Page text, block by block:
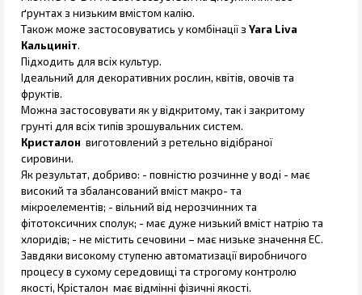
ґрунтах з низьким вмістом калію.
Також може застосовуватись у комбінації з Yara Liva
Кальциніт.
Підходить для всіх культур.
Ідеальний для декоративних рослин, квітів, овочів та
фруктів.
Можна застосовувати як у відкритому, так і закритому
грунті для всіх типів зрошувальних систем.
Кристалон виготовлений з ретельно відібраної
сировини.
Як результат, добриво: - повністю розчинне у воді - має
високий та збалансований вміст макро- та
мікроелементів; - вільний від нерозчинних та
фітотоксичних сполук; - має дуже низький вміст натрію та
хлоридів; - не містить сечовини – має низьке значення EC.
Завдяки високому ступеню автоматизації виробничого
процесу в сухому середовищі та строгому контролю
якості, Крісталон має відмінні фізичні якості.